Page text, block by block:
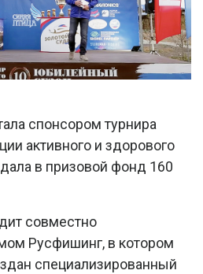
спонсором турнира
активного и здорового
в призовой фонд 160
совместно
Русфишинг, в котором
специализированный